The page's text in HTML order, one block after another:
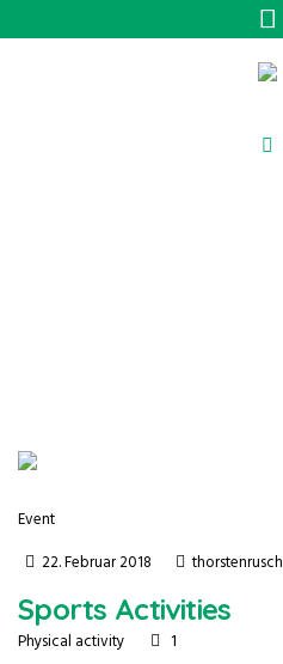
Event
22. Februar 2018
thorstenrusch
Sports Activities
Physical activity 1